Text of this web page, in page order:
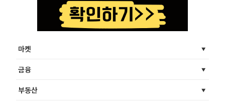
마켓
금융
부동산